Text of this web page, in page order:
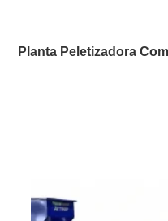
Planta Peletizadora